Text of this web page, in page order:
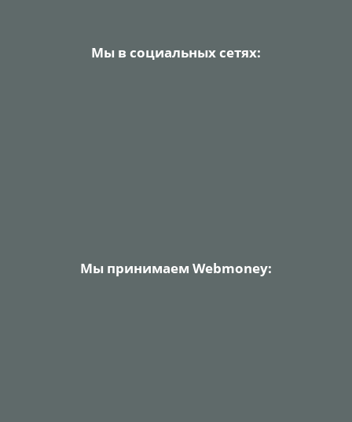
Мы в социальных сетях:
Мы принимаем Webmoney: